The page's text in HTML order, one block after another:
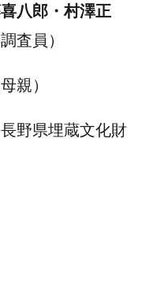
八郎・村澤正
査員）
親）
野県埋蔵文化財